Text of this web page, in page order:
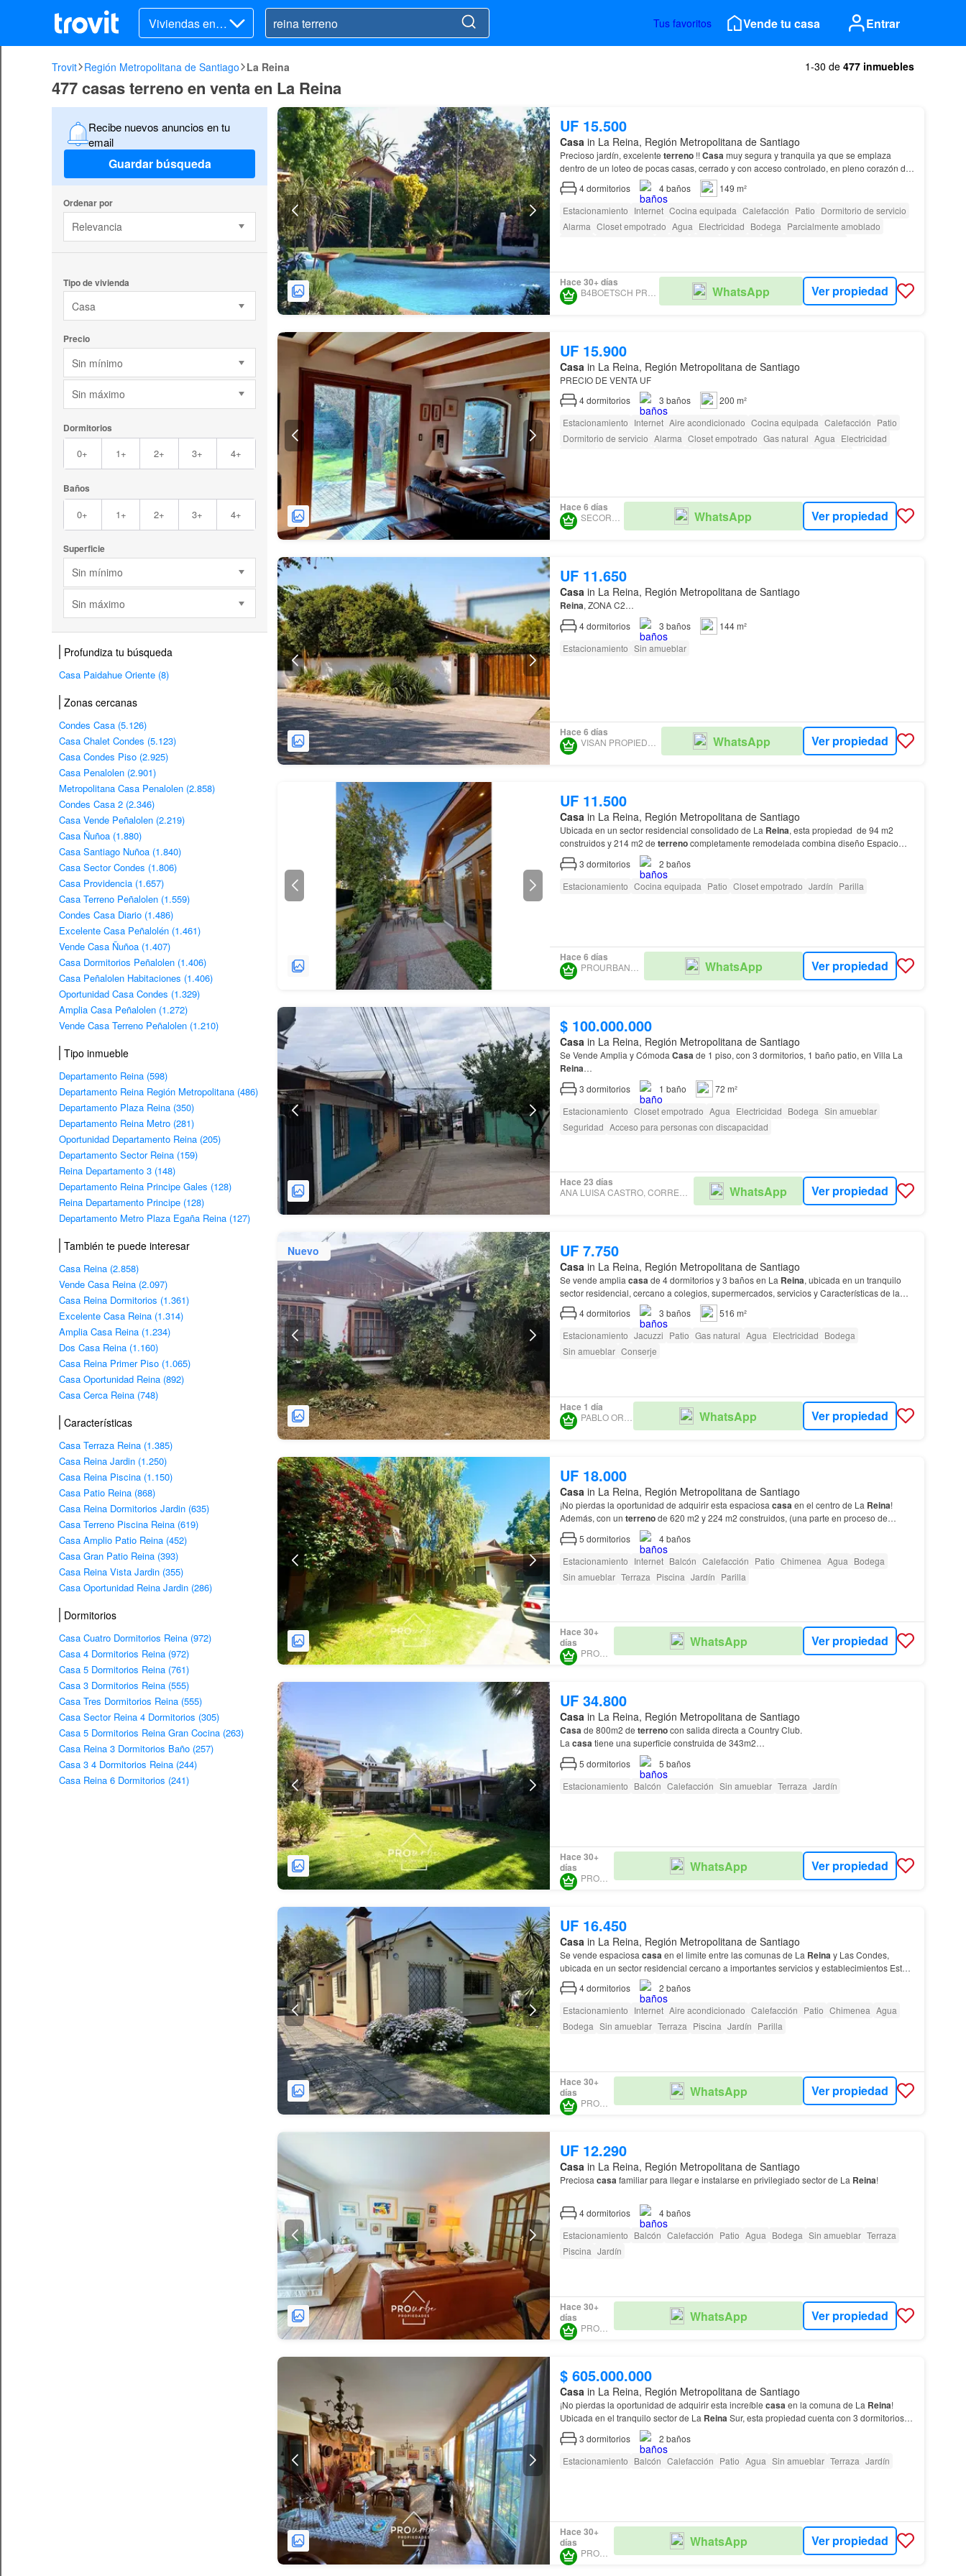
Viviendas en v
enta
Tus favoritos Vende tu casa Entrar
Trovit Región Metropolitana de Santiago La Reina 1-30 de 477 inmuebles
477 casas terreno en venta en La Reina
Recibe nuevos anuncios en tu
email
Guardar búsqueda
Ordenar por
Relevancia
Tipo de vivienda
Casa
Precio
Sin mínimo
Sin máximo
Dormitorios
0+ 1+ 2+ 3+ 4+
Baños
0+ 1+ 2+ 3+ 4+
Superficie
Sin mínimo
Sin máximo
Profundiza tu búsqueda
Casa Paidahue Oriente (8)
Zonas cercanas
Condes Casa (5.126)
Casa Chalet Condes (5.123)
Casa Condes Piso (2.925)
Casa Penalolen (2.901)
Metropolitana Casa Penalolen (2.858)
Condes Casa 2 (2.346)
Casa Vende Peñalolen (2.219)
Casa Ñuñoa (1.880)
Casa Santiago Nuñoa (1.840)
Casa Sector Condes (1.806)
Casa Providencia (1.657)
Casa Terreno Peñalolen (1.559)
Condes Casa Diario (1.486)
Excelente Casa Peñalolén (1.461)
Vende Casa Ñuñoa (1.407)
Casa Dormitorios Peñalolen (1.406)
Casa Peñalolen Habitaciones (1.406)
Oportunidad Casa Condes (1.329)
Amplia Casa Peñalolen (1.272)
Vende Casa Terreno Peñalolen (1.210)
Tipo inmueble
Departamento Reina (598)
Departamento Reina Región Metropolitana (486)
Departamento Plaza Reina (350)
Departamento Reina Metro (281)
Oportunidad Departamento Reina (205)
Departamento Sector Reina (159)
Reina Departamento 3 (148)
Departamento Reina Principe Gales (128)
Reina Departamento Principe (128)
Departamento Metro Plaza Egaña Reina (127)
También te puede interesar
Casa Reina (2.858)
Vende Casa Reina (2.097)
Casa Reina Dormitorios (1.361)
Excelente Casa Reina (1.314)
Amplia Casa Reina (1.234)
Dos Casa Reina (1.160)
Casa Reina Primer Piso (1.065)
Casa Oportunidad Reina (892)
Casa Cerca Reina (748)
Características
Casa Terraza Reina (1.385)
Casa Reina Jardin (1.250)
Casa Reina Piscina (1.150)
Casa Patio Reina (868)
Casa Reina Dormitorios Jardin (635)
Casa Terreno Piscina Reina (619)
Casa Amplio Patio Reina (452)
Casa Gran Patio Reina (393)
Casa Reina Vista Jardin (355)
Casa Oportunidad Reina Jardin (286)
Dormitorios
Casa Cuatro Dormitorios Reina (972)
Casa 4 Dormitorios Reina (972)
Casa 5 Dormitorios Reina (761)
Casa 3 Dormitorios Reina (555)
Casa Tres Dormitorios Reina (555)
Casa Sector Reina 4 Dormitorios (305)
Casa 5 Dormitorios Reina Gran Cocina (263)
Casa Reina 3 Dormitorios Baño (257)
Casa 3 4 Dormitorios Reina (244)
Casa Reina 6 Dormitorios (241)
UF 15.500
Casain La Reina, Región Metropolitana de Santiago
Precioso jardín, excelente terreno!!Casamuy segura y tranquila ya que se emplaza
dentro de un loteo de pocas casas, cerrado y con acceso controlado, en pleno corazón de
LaReina
4dormitorios 4baños
149 m²
Estacionamiento Internet Cocina equipada Calefacción Patio Dormitorio de servicio
Alarma Closet empotrado Agua Electricidad Bodega Parcialmente amoblado
Hace 30+ días
B4BOETSCH PROPIEDADES WhatsApp Ver propiedad
UF 15.900
Casa in La Reina, Región Metropolitana de Santiago
PRECIO DE VENTA UF
4dormitorios 3 baños
200 m²
Estacionamiento Internet Aire acondicionado Cocina equipada Calefacción Patio
Dormitorio de servicio Alarma Closet empotrado Gas natural Agua Electricidad
Hace 6 días
SECORP SPA. WhatsApp Ver propiedad
UF 11.650
Casa in La Reina, Región Metropolitana de Santiago
Reina, ZONA C2…
4dormitorios 3 baños
144 m²
Estacionamiento Sin amueblar
Hace 6 días
VISAN PROPIEDADADES SPA WhatsApp Ver propiedad
UF 11.500
Casa in La Reina, Región Metropolitana de Santiago
Ubicada en un sector residencial consolidado de La Reina, esta propiedad de 94 m2
construidos y 214 m2 de terrenocompletamente remodelada combina diseño Espacio
3 dormitorios 2 baños
Estacionamiento Cocina equipada Patio Closet empotrado Jardín Parilla
Hace 6 días
PROURBANO GROUP WhatsApp Ver propiedad
$ 100.000.000
Casa in La Reina, Región Metropolitana de Santiago
Se Vende Amplia y Cómoda Casa de 1 piso, con 3 dormitorios, 1 baño patio, en Villa La
Reina…
3 dormitorios 1 baño
72 m²
Estacionamiento Closet empotrado Agua Electricidad Bodega Sin amueblar
Seguridad Acceso para personas con discapacidad
Hace 23 días
ANA LUISA CASTRO, CORREDORA DE PROPIEDADES WhatsApp Ver propiedad
Nuevo UF 7.750
Casa in La Reina, Región Metropolitana de Santiago
Se vende amplia casade 4 dormitorios y 3 baños en La Reina, ubicada en un tranquilo
sector residencial, cercano a colegios, supermercados, servicios y Características de la
propiedad: 4 dormitorios 3 baños 137 m² construido…
4dormitorios 3 baños
516 m²
Estacionamiento Jacuzzi Patio Gas natural Agua Electricidad Bodega
Sin amueblar Conserje
Hace 1 día
PABLO ORTUZAR WhatsApp Ver propiedad
UF 18.000
Casa in La Reina, Región Metropolitana de Santiago
¡No pierdas la oportunidad de adquirir esta espaciosa casaen el centro de La Reina!
Además, con un terrenode 620 m2 y 224 m2 construidos, (una parte en proceso de
regularización), tendrás espacio más que suficiente para dis…
5 dormitorios 4baños
Estacionamiento Internet Balcón Calefacción Patio Chimenea Agua Bodega
Sin amueblar Terraza Piscina Jardín Parilla
Hace 30+
días
PROURBE
WhatsApp Ver propiedad
UF 34.800
Casa in La Reina, Región Metropolitana de Santiago
Casade 800m2 de terrenocon salida directa a Country Club.
La casatiene una superficie construida de 343m2…
5 dormitorios 5 baños
Estacionamiento Balcón Calefacción Sin amueblar Terraza Jardín
Hace 30+
días
PROURBE
WhatsApp Ver propiedad
UF 16.450
Casa in La Reina, Región Metropolitana de Santiago
Se vende espaciosa casaen el limite entre las comunas de La Reinay Las Condes,
ubicada en un sector residencial cercano a importantes servicios y establecimientos Esta
propiedad cuenta con 4 dormitorios, 2 baños, una amplia…
4dormitorios 2 baños
Estacionamiento Internet Aire acondicionado Calefacción Patio Chimenea Agua
Bodega Sin amueblar Terraza Piscina Jardín Parilla
Hace 30+
días
PROURBE
WhatsApp Ver propiedad
UF 12.290
Casa in La Reina, Región Metropolitana de Santiago
Preciosa casafamiliar para llegar e instalarse en privilegiado sector de La Reina!
Linda Reina
cómodo espacio de piscina, jardín y sector…
4dormitorios 4baños
Estacionamiento Balcón Calefacción Patio Agua Bodega Sin amueblar Terraza
Piscina Jardín
Hace 30+
días
PROURBE
WhatsApp Ver propiedad
$ 605.000.000
Casa in La Reina, Región Metropolitana de Santiago
¡No pierdas la oportunidad de adquirir esta increíble casaen la comuna de La Reina!
Ubicada en el tranquilo sector de La ReinaSur, esta propiedad cuenta con 3 dormitorios, 2
baños y un amplio
terreno
3 dormitorios 2 baños
Estacionamiento Balcón Calefacción Patio Agua Sin amueblar Terraza Jardín
Hace 30+
días
PROURBE
WhatsApp Ver propiedad